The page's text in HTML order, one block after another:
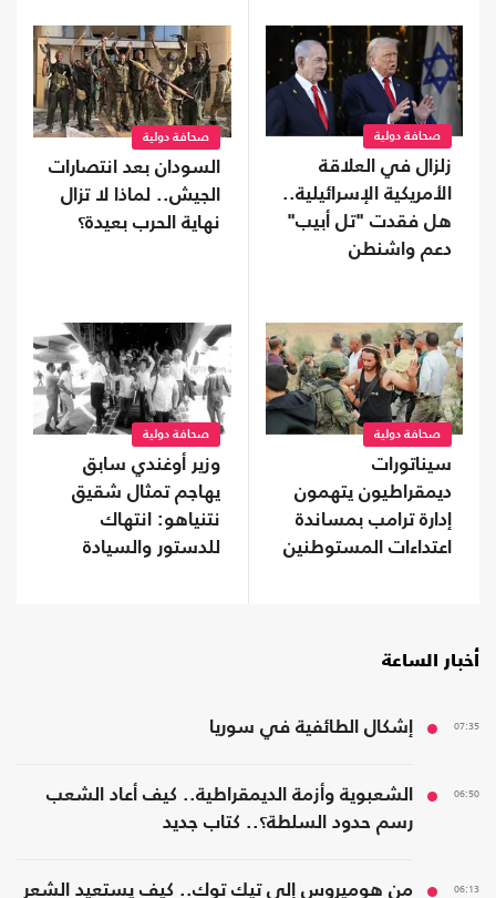
صحافة دولية
زلزال في العلاقة
الأمريكية الإسرائيلية..
هل فقدت "تل أبيب"
دعم واشنطن
صحافة دولية
السودان بعد انتصارات
الجيش.. لماذا لا تزال
نهاية الحرب بعيدة؟
صحافة دولية
سيناتورات
ديمقراطيون يتهمون
إدارة ترامب بمساندة
اعتداءات المستوطنين
صحافة دولية
وزير أوغندي سابق
يهاجم تمثال شقيق
نتنياهو: انتهاك
للدستور والسيادة
أخبار الساعة
07:35 إشكال الطائفية في سوريا
06:50
الشعبوية وأزمة الديمقراطية.. كيف أعاد الشعب
رسم حدود السلطة؟.. كتاب جديد
06:13
من هوميروس إلى تيك توك.. كيف يستعيد الشعر